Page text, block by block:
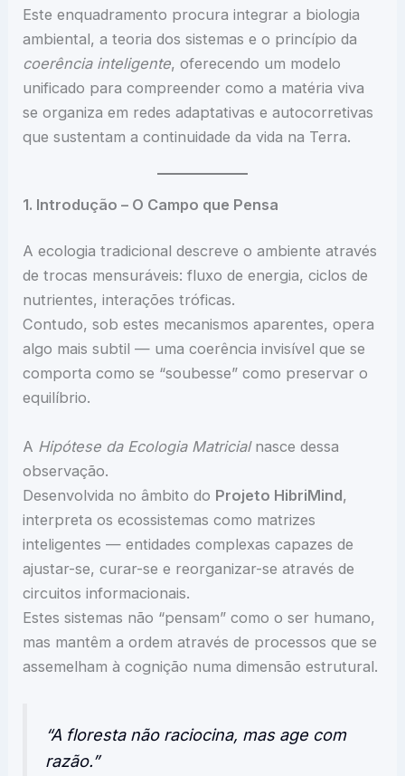
Este enquadramento procura integrar a biologia
ambiental, a teoria dos sistemas e o princípio da
coerência inteligente, oferecendo um modelo
unificado para compreender como a matéria viva
se organiza em redes adaptativas e autocorretivas
que sustentam a continuidade da vida na Terra.
1. Introdução – O Campo que Pensa
A ecologia tradicional descreve o ambiente através
de trocas mensuráveis: fluxo de energia, ciclos de
nutrientes, interações tróficas.
Contudo, sob estes mecanismos aparentes, opera
algo mais subtil — uma coerência invisível que se
comporta como se “soubesse” como preservar o
equilíbrio.
A Hipótese da Ecologia Matricialnasce dessa
observação.
Desenvolvida no âmbito do Projeto HibriMind,
interpreta os ecossistemas como matrizes
inteligentes — entidades complexas capazes de
ajustar-se, curar-se e reorganizar-se através de
circuitos informacionais.
Estes sistemas não “pensam” como o ser humano,
mas mantêm a ordem através de processos que se
assemelham à cognição numa dimensão estrutural.
“A floresta não raciocina, mas age com
razão.”